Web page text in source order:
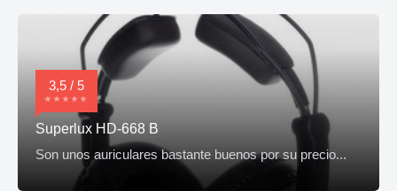
3,5 / 5
Superlux HD-668 B
Son unos auriculares bastante buenos por su precio...